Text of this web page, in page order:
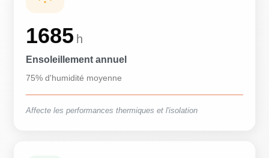
1685 h
Ensoleillement annuel
75% d'humidité moyenne
Affecte les performances thermiques et l'isolation